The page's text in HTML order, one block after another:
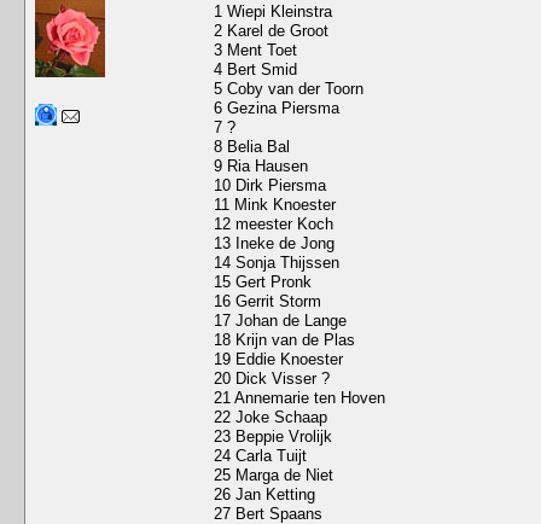
1 Wiepi Kleinstra
2 Karel de Groot
3 Ment Toet
4 Bert Smid
5 Coby van der Toorn
6 Gezina Piersma
7 ?
8 Belia Bal
9 Ria Hausen
10 Dirk Piersma
11 Mink Knoester
12 meester Koch
13 Ineke de Jong
14 Sonja Thijssen
15 Gert Pronk
16 Gerrit Storm
17 Johan de Lange
18 Krijn van de Plas
19 Eddie Knoester
20 Dick Visser ?
21 Annemarie ten Hoven
22 Joke Schaap
23 Beppie Vrolijk
24 Carla Tuijt
25 Marga de Niet
26 Jan Ketting
27 Bert Spaans